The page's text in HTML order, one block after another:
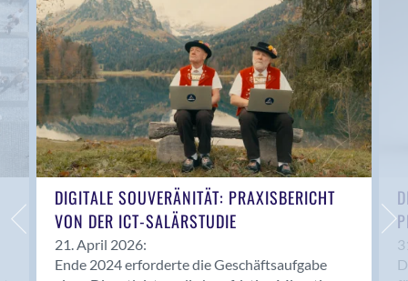
Anwil
Appenzell
Au SG
Baar
Baden
Balsthal
Balzers
Basel
Bassersdorf
Belp
Bendern
DIGITALE SOUVERÄNITÄT: PRAXISBERICHT
VON DER ICT-SALÄRSTUDIE
21. April 2026:
Ende 2024 erforderte die Geschäftsaufgabe